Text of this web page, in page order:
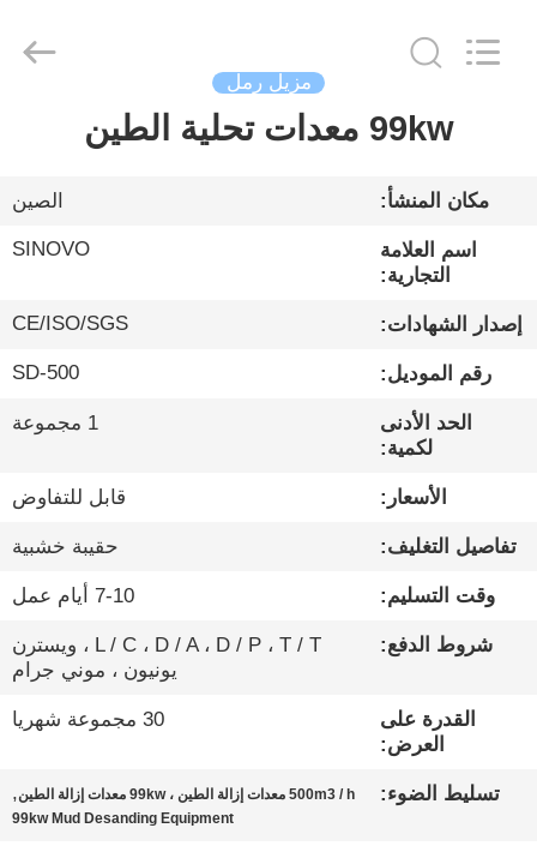
الصفحة
منتجات
عرض
الواقع
الافتراضي
معلومات
جولة
في
مراقبة
الجودة
Sinovo
Heavy
مزيل رمل
99kw معدات تحلية الطين
مكان المنشأ: الصين
اسم العلامة
التجارية:
SINOVO
إصدار الشهادات: CE/ISO/SGS
رقم الموديل: SD-500
الحد الأدنى
لكمية:
1 مجموعة
الأسعار: قابل للتفاوض
تفاصيل التغليف: حقيبة خشبية
وقت التسليم: 7-10 أيام عمل
شروط الدفع:
L / C ، D / A ، D / P ، T / T ، ويسترن
يونيون ، موني جرام
القدرة على
العرض:
30 مجموعة شهريا
تسليط الضوء: 500m3 / h معدات إزالة الطين ، 99kw معدات إزالة الطين ,
99kw Mud Desanding Equipment